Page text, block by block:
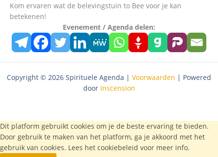
Kom ervaren wat de belevingstuin to Bee voor je kan
betekenen!
Evenement / Agenda delen:
Copyright © 2026 Spirituele Agenda | Voorwaarden | Powered
door Inscension
Dit platform gebruikt cookies om je de beste ervaring te bieden.
Door gebruik te maken van het platform, ga je akkoord met het
gebruik van cookies. Lees het cookiebeleid voor meer info.